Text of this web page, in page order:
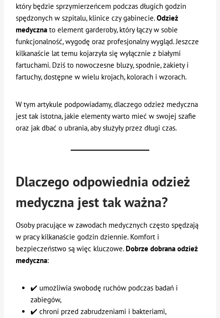
który będzie sprzymierzeńcem podczas długich godzin
spędzonych w szpitalu, klinice czy gabinecie.Odzież
medyczna to element garderoby, który łączy w sobie
funkcjonalność, wygodę oraz profesjonalny wygląd. Jeszcze
kilkanaście lat temu kojarzyła się wyłącznie z białymi
fartuchami. Dziś to nowoczesne bluzy, spodnie, żakiety i
fartuchy, dostępne w wielu krojach, kolorach i wzorach.
W tym artykule podpowiadamy, dlaczego odzież medyczna
jest tak istotna, jakie elementy warto mieć w swojej szafie
oraz jak dbać o ubrania, aby służyły przez długi czas.
Dlaczego odpowiednia odzież
medyczna jest tak ważna?
Osoby pracujące w zawodach medycznych często spędzają
w pracy kilkanaście godzin dziennie. Komfort i
bezpieczeństwo są więc kluczowe.Dobrze dobrana odzież
medyczna:
✔️ umożliwia swobodę ruchów podczas badań i
zabiegów,
✔️ chroni przed zabrudzeniami i bakteriami,